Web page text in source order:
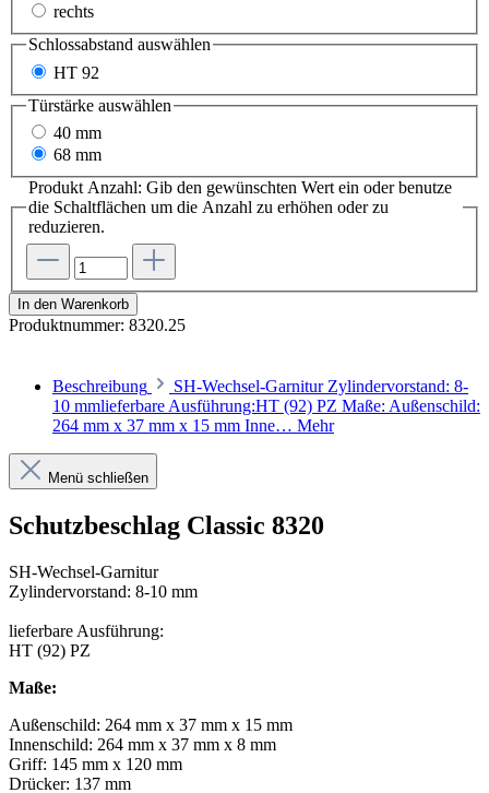
rechts
Schlossabstand auswählen
HT 92
Türstärke auswählen
40 mm
68 mm
Produkt Anzahl: Gib den gewünschten Wert ein oder benutze
die Schaltflächen um die Anzahl zu erhöhen oder zu
reduzieren.
In den Warenkorb
Produktnummer: 8320.25
Beschreibung
SH-Wechsel-Garnitur Zylindervorstand: 8-
10 mmlieferbare Ausführung:HT (92) PZ Maße: Außenschild:
264 mm x 37 mm x 15 mm Inne… Mehr
Menü schließen
Schutzbeschlag Classic 8320
SH-Wechsel-Garnitur
Zylindervorstand: 8-10 mm
lieferbare Ausführung:
HT (92) PZ
Maße:
Außenschild: 264 mm x 37 mm x 15 mm
Innenschild: 264 mm x 37 mm x 8 mm
Griff: 145 mm x 120 mm
Drücker: 137 mm